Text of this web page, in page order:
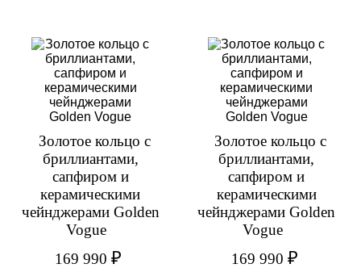
Золотое кольцо с
бриллиантами,
сапфиром и
керамическими
чейнджерами Golden
Vogue
169 990₽
Золотое кольцо с
бриллиантами,
сапфиром и
керамическими
чейнджерами Golden
Vogue
169 990 ₽